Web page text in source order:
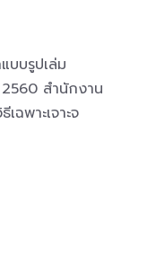
บบรูปเล่ม
สำนักงาน
ฉพาะเจาะจ